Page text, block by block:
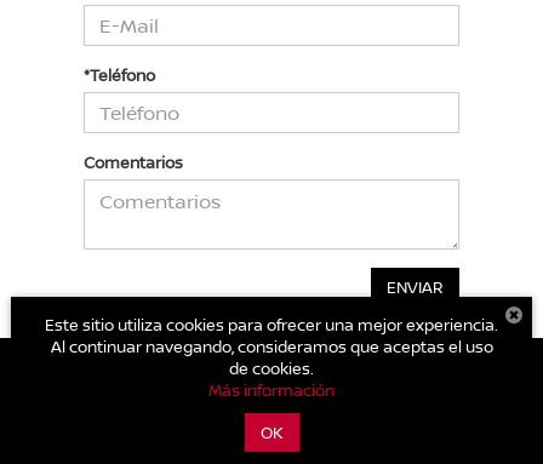
*Teléfono
Comentarios
Michoacán de Ocampo,México
Aviso de Privacidad
Este sitio utiliza cookies para ofrecer una mejor experiencia.
Al continuar navegando, consideramos que aceptas el uso
de cookies.
Más información
OK